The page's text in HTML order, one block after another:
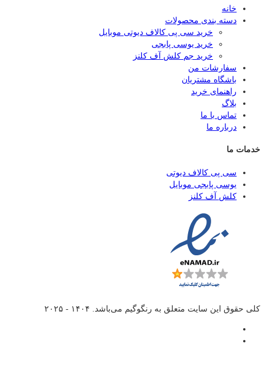
خانه
دسته بندی محصولات
خرید سی پی کالاف دیوتی موبایل
خرید یوسی پابجی
خرید جم کلش آف کلنز
سفارشات من
باشگاه مشتریان
راهنمای خرید
بلاگ
تماس با ما
درباره ما
خدمات ما
سی پی کالاف دیوتی
یوسی پابجی موبایل
کلش آف کلنز
کلی حقوق این سایت متعلق به رنگوگیم می‌باشد. ۱۴۰۴ - ۲۰۲۵